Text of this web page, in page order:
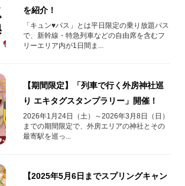
を紹介！
「キュン♥パス」とは平日限定の乗り放題パス
で、新幹線・特急列車などの自由席を含むフ
リーエリア内が1日間ま...
【期間限定】「列車で行く外房神社巡
り エキタグスタンプラリー」開催！
2026年1月24日（土）～2026年3月8日（日）
までの期間限定で、外房エリアの神社とその
最寄駅を巡っ...
【2025年5月6日までスプリングキャン